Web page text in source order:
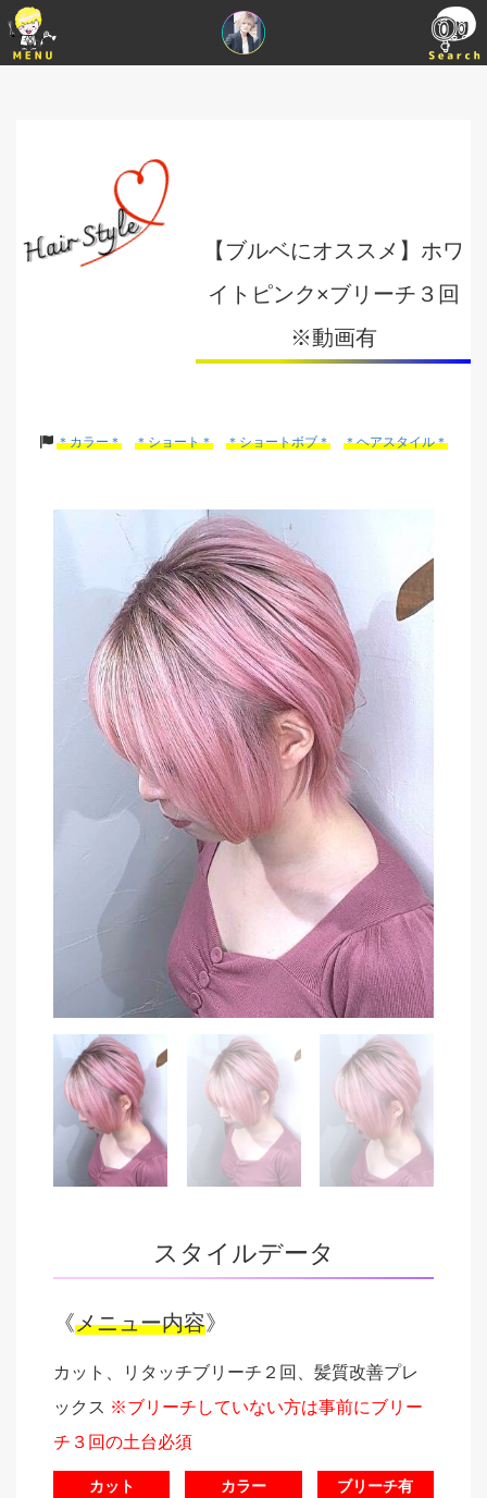
【ブルベにオススメ】ホワ
イトピンク×ブリーチ３回
※動画有
＊カラー＊ ＊ショート＊ ＊ショートボブ＊ ＊ヘアスタイル＊
スタイルデータ
《メニュー内容》
カット、リタッチブリーチ２回、髪質改善プレ
ックス ※ブリーチしていない方は事前にブリー
チ３回の土台必須
カット カラー ブリーチ有